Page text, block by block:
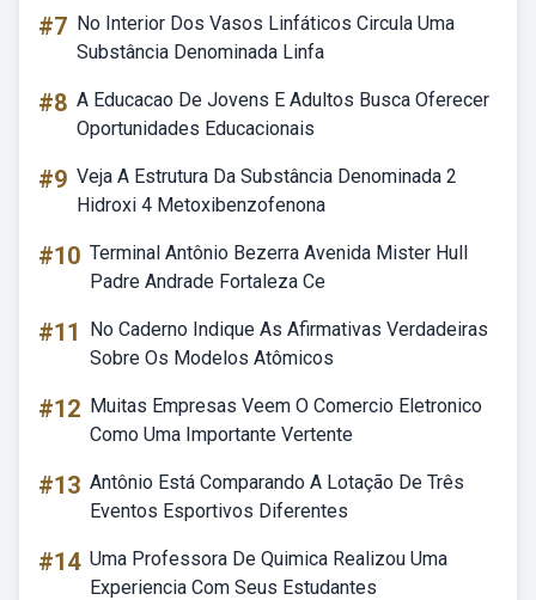
#7 No Interior Dos Vasos Linfáticos Circula Uma
Substância Denominada Linfa
#8 A Educacao De Jovens E Adultos Busca Oferecer
Oportunidades Educacionais
#9 Veja A Estrutura Da Substância Denominada 2
Hidroxi 4 Metoxibenzofenona
#10 Terminal Antônio Bezerra Avenida Mister Hull
Padre Andrade Fortaleza Ce
#11
No Caderno Indique As Afirmativas Verdadeiras
Sobre Os Modelos Atômicos
#12 Muitas Empresas Veem O Comercio Eletronico
Como Uma Importante Vertente
#13 Antônio Está Comparando A Lotação De Três
Eventos Esportivos Diferentes
#14 Uma Professora De Quimica Realizou Uma
Experiencia Com Seus Estudantes